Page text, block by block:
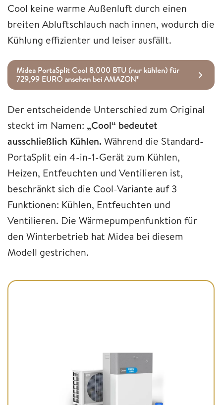
Cool keine warme Außenluft durch einen
breiten Abluftschlauch nach innen, wodurch die
Kühlung effizienter und leiser ausfällt.
Midea PortaSplit Cool 8.000 BTU (nur kühlen) für
729,99 EURO ansehen bei AMAZON*
Der entscheidende Unterschied zum Original
steckt im Namen: „Cool“ bedeutet
ausschließlich Kühlen. Während die Standard-
PortaSplit ein 4-in-1-Gerät zum Kühlen,
Heizen, Entfeuchten und Ventilieren ist,
beschränkt sich die Cool-Variante auf 3
Funktionen: Kühlen, Entfeuchten und
Ventilieren. Die Wärmepumpenfunktion für
den Winterbetrieb hat Midea bei diesem
Modell gestrichen.